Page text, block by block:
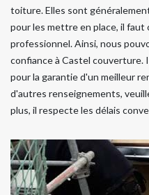
toiture. Elles sont
pour les mettre en place, il
professionnel. Ainsi, nous
confiance à Castel couverture.
pour la garantie d'un meilleur
d'autres renseignements,
plus, il respecte les délais